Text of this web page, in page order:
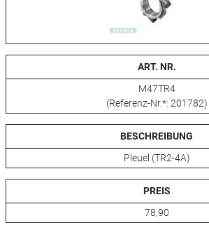
ART. NR.
M47TR4
(Referenz-Nr.*: 201782)
BESCHREIBUNG
Pleuel (TR2-4A)
PREIS
78,90